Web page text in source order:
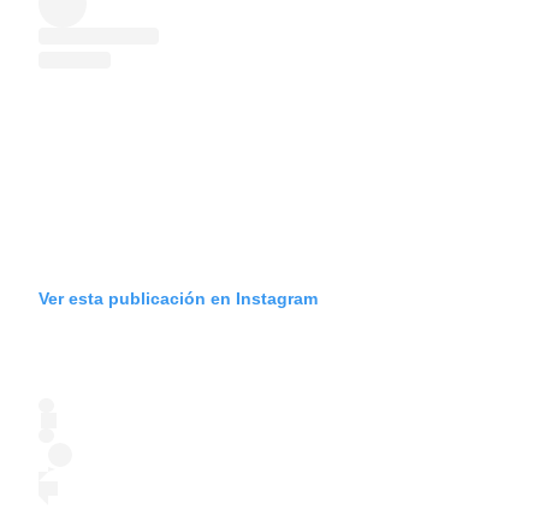
Ver esta publicación en Instagram